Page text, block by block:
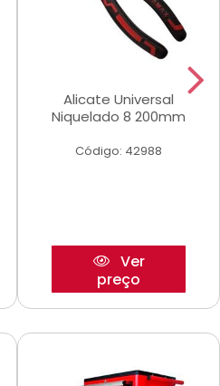
Alicate Universal
Niquelado 8 200mm
Código: 42988
Ver
preço